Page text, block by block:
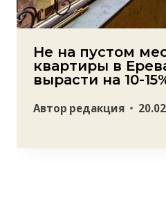
Не на пустом
квартиры в
вырасти на 10-
Автор редакция